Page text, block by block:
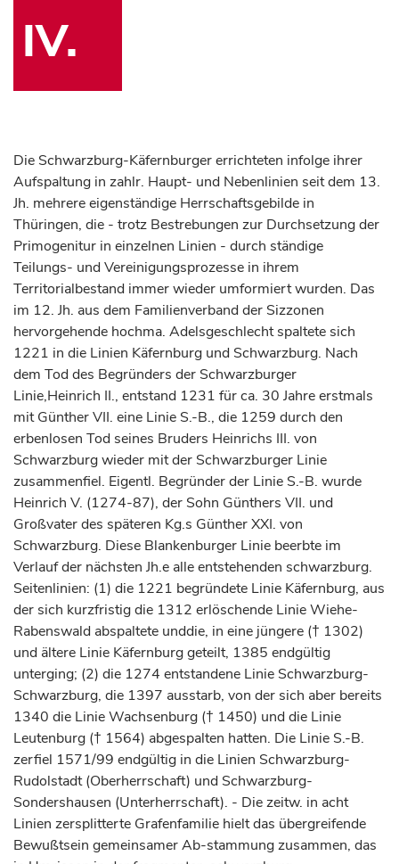
IV.
Die Schwarzburg-Käfernburger errichteten infolge ihrer
Aufspaltung in zahlr. Haupt- und Nebenlinien seit dem 13.
Jh. mehrere eigenständige Herrschaftsgebilde in
Thüringen, die - trotz Bestrebungen zur Durchsetzung der
Primogenitur in einzelnen Linien - durch ständige
Teilungs- und Vereinigungsprozesse in ihrem
Territorialbestand immer wieder umformiert wurden. Das
im 12. Jh. aus dem Familienverband der Sizzonen
hervorgehende hochma. Adelsgeschlecht spaltete sich
1221 in die Linien Käfernburg und Schwarzburg. Nach
dem Tod des Begründers der Schwarzburger
Linie,Heinrich II., entstand 1231 für ca. 30 Jahre erstmals
mit Günther VII. eine Linie S.-B., die 1259 durch den
erbenlosen Tod seines Bruders Heinrichs III. von
Schwarzburg wieder mit der Schwarzburger Linie
zusammenfiel. Eigentl. Begründer der Linie S.-B. wurde
Heinrich V. (1274-87), der Sohn Günthers VII. und
Großvater des späteren Kg.s Günther XXI. von
Schwarzburg. Diese Blankenburger Linie beerbte im
Verlauf der nächsten Jh.e alle entstehenden schwarzburg.
Seitenlinien: (1) die 1221 begründete Linie Käfernburg, aus
der sich kurzfristig die 1312 erlöschende Linie Wiehe-
Rabenswald abspaltete unddie, in eine jüngere († 1302)
und ältere Linie Käfernburg geteilt, 1385 endgültig
unterging; (2) die 1274 entstandene Linie Schwarzburg-
Schwarzburg, die 1397 ausstarb, von der sich aber bereits
1340 die Linie Wachsenburg († 1450) und die Linie
Leutenburg († 1564) abgespalten hatten. Die Linie S.-B.
zerfiel 1571/99 endgültig in die Linien Schwarzburg-
Rudolstadt (Oberherrschaft) und Schwarzburg-
Sondershausen (Unterherrschaft). - Die zeitw. in acht
Linien zersplitterte Grafenfamilie hielt das übergreifende
Bewußtsein gemeinsamer Ab-stammung zusammen, das